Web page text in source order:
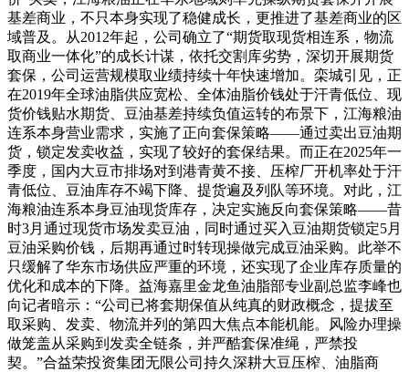
基差商业，不只本身实现了稳健成长，更推进了基差商业的区
域普及。从2012年起，公司确立了“期货取现货相连系，物流
取商业一体化”的成长计谋，依托交割库劣势，深切开展期货
套保，公司运营规模取业绩持续十年快速增加。栾城引见，正
在2019年全球油脂供应宽松、全体油脂价钱处于汗青低位、现
货价钱贴水期货、豆油基差持续负值运转的布景下，江海粮油
连系本身营业需求，实施了正向套保策略——通过卖出豆油期
货，锁定发卖收益，实现了较好的套保结果。而正在2025年一
季度，国内大豆市排场对到港青黄不接、压榨厂开机率处于汗
青低位、豆油库存不竭下降、提货遍及列队等环境。对此，江
海粮油连系本身豆油现货库存，决定实施反向套保策略——昔
时3月通过现货市场发卖豆油，同时通过买入豆油期货锁定5月
豆油采购价钱，后期再通过时转现操做完成豆油采购。此举不
只缓解了华东市场供应严重的环境，还实现了企业库存质量的
优化和成本的下降。益海嘉里金龙鱼油脂部专业副总监李峰也
向记者暗示：“公司已将套期保值从纯真的财政概念，提拔至
取采购、发卖、物流并列的第四大焦点本能机能。风险办理操
做笼盖从采购到发卖全链条，并严酷套保准绳，严禁投
契。”合益荣投资集团无限公司持久深耕大豆压榨、油脂商